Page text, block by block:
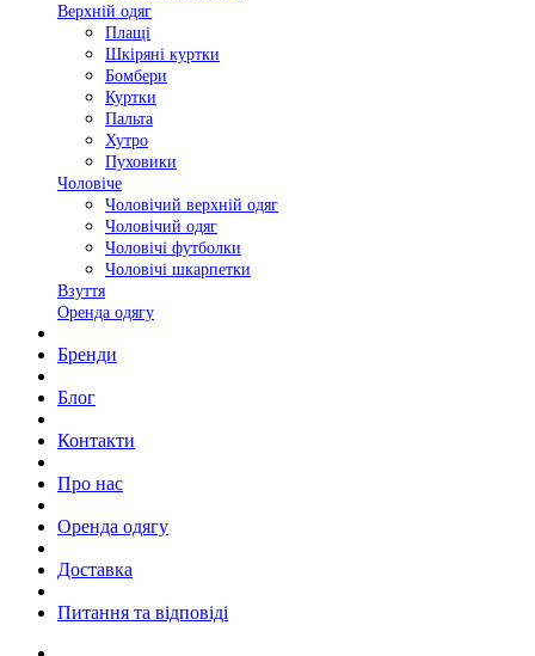
Верхній одяг
Плащі
Шкіряні куртки
Бомбери
Куртки
Пальта
Хутро
Пуховики
Чоловіче
Чоловічий верхній одяг
Чоловічий одяг
Чоловічі футболки
Чоловічі шкарпетки
Взуття
Оренда одягу
Бренди
Блог
Контакти
Про нас
Оренда одягу
Доставка
Питання та відповіді